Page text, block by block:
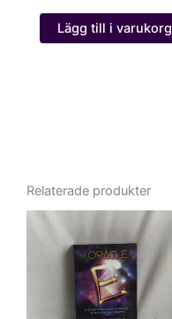
mängd
Lägg till i varukorg
Relaterade produkter